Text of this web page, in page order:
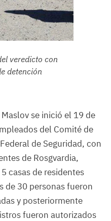
veredicto con
detención
se inició el 19 de
del Comité de
de Seguridad, con
de Rosgvardia,
casas de residentes
de 30 personas fueron
y posteriormente
fueron autorizados